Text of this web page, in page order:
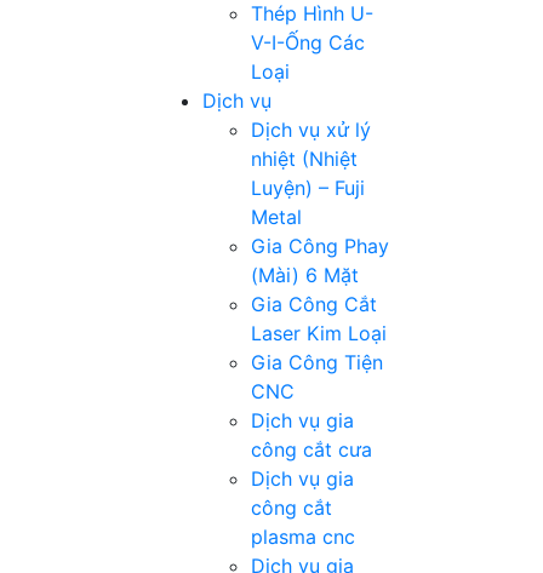
Thép Hình U-
V-I-Ống Các
Loại
Dịch vụ
Dịch vụ xử lý
nhiệt (Nhiệt
Luyện) – Fuji
Metal
Gia Công Phay
(Mài) 6 Mặt
Gia Công Cắt
Laser Kim Loại
Gia Công Tiện
CNC
Dịch vụ gia
công cắt cưa
Dịch vụ gia
công cắt
plasma cnc
Dịch vụ gia